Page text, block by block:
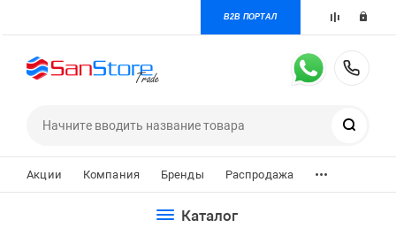
B2B ПОРТАЛ
Акции Компания Бренды Распродажа ...
Каталог